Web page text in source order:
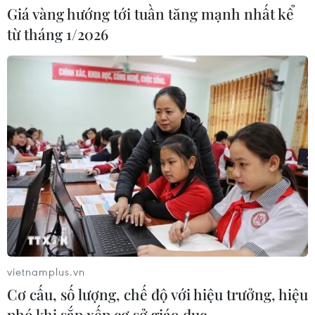
thống nhất' về biên giới
03/08/2026 14:35
Xem thêm
CƠ QUAN CHỦ QUẢN: THÔNG TẤN XÃ VIỆT NAM
Tổng Biên tập: TRẦN TIẾN DUẨN
Phó Tổng Biên tập: NGUYỄN THỊ TÁM, KHÚC THANH
THỦY
Sở hữu trí tuệ
Quy định sử dụng
Giá vàng hướng tới tuần tăng mạnh nhất kể
từ tháng 1/2026
vietnamplus.vn
Cơ cấu, số lượng, chế độ với hiệu trưởng, hiệu